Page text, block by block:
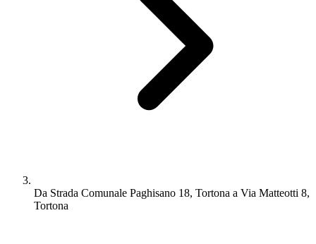
Da Strada Comunale Paghisano 18, Tortona a Via Matteotti 8,
Tortona